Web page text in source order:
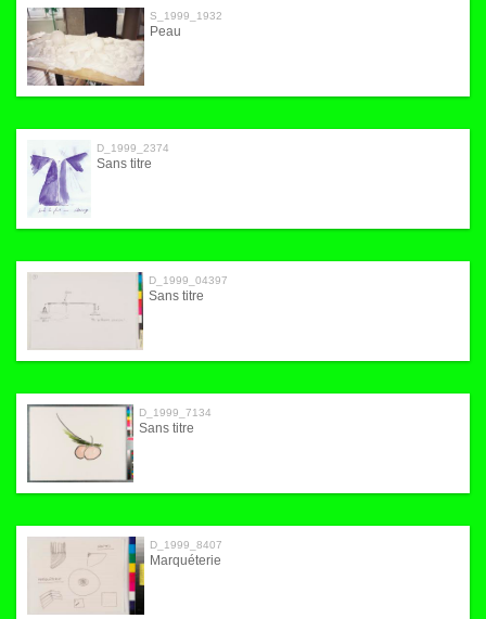
S_1999_1932
Peau
D_1999_2374
Sans titre
D_1999_04397
Sans titre
D_1999_7134
Sans titre
D_1999_8407
Marquéterie